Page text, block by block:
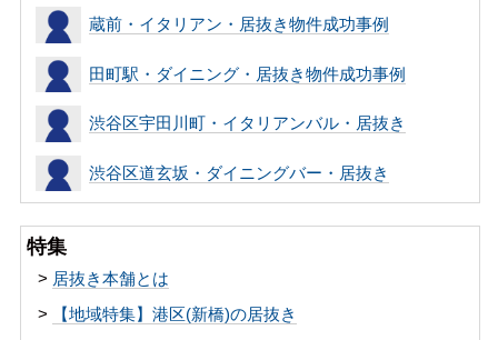
蔵前・イタリアン・居抜き物件成功事例
田町駅・ダイニング・居抜き物件成功事例
渋谷区宇田川町・イタリアンバル・居抜き
渋谷区道玄坂・ダイニングバー・居抜き
特集
> 居抜き本舗とは
>
【地域特集】港区(新橋)の居抜き